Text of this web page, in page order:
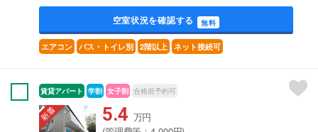
空室状況を確認する 無料
エアコン バス・トイレ別 2階以上 ネット接続可
賃貸アパート 学割 女子割 合格前予約可
5.4 万円